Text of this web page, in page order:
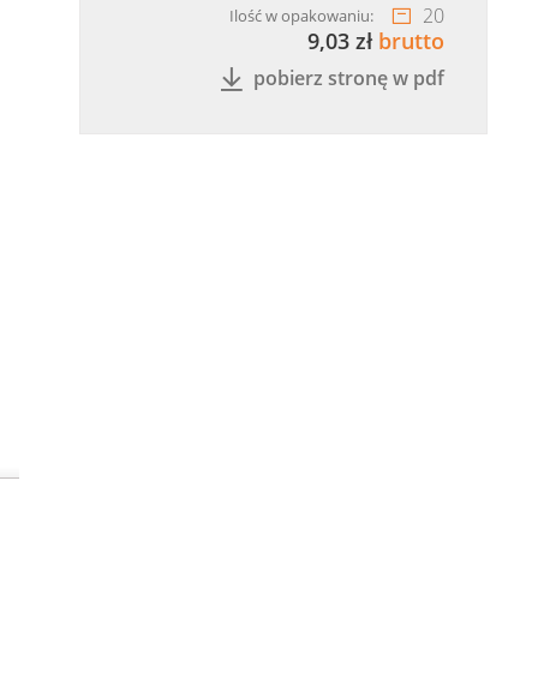
Ilość w opakowaniu: 20
9,03 zł brutto
pobierz stronę w pdf